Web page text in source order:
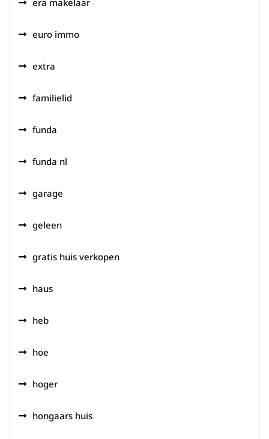
era makelaar
euro immo
extra
familielid
funda
funda nl
garage
geleen
gratis huis verkopen
haus
heb
hoe
hoger
hongaars huis